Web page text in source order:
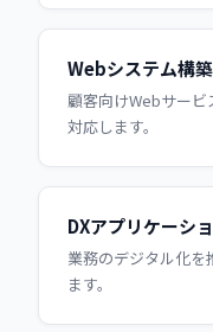
Webシステム構築
顧客向けWebサービ
対応します。
DXアプリケーシ
業務のデジタル化を
ます。